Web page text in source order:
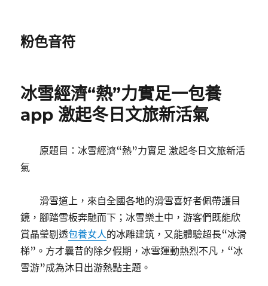
粉色音符
冰雪經濟“熱”力實足一包養
app 激起冬日文旅新活氣
原題目：冰雪經濟“熱”力實足 激起冬日文旅新活
氣
滑雪道上，來自全國各地的滑雪喜好者佩帶護目
鏡，腳踏雪板奔馳而下；冰雪樂土中，游客們既能欣
賞晶瑩剔透包養女人的冰雕建筑，又能體驗超長“冰滑
梯”。方才曩昔的除夕假期，冰雪運動熱烈不凡，“冰
雪游”成為沐日出游熱點主題。